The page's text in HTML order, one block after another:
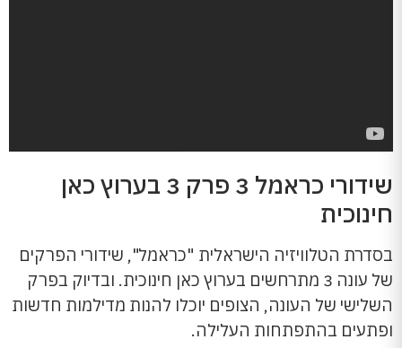
שידורי כראמל 3 פרק 3 בערוץ כאן
חינוכית
בסדרת הטלוויזיה הישראלית "כראמל", שידורי הפרקים
של עונה 3 מתרחשים בערוץ כאן חינוכית. ובדיוק בפרק
השלישי של העונה, הצופים יוכלו להנות מדילמות חדשות
ופתעים בהתפתחות העלילה.